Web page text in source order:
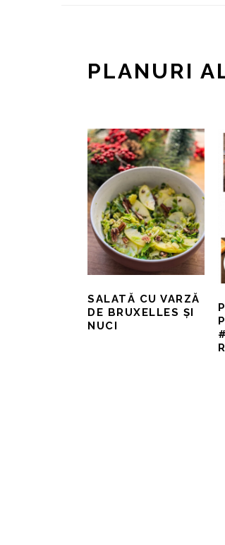
PLANURI
SALATĂ CU VARZĂ
DE BRUXELLES ȘI
NUCI